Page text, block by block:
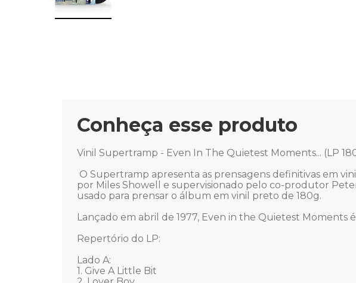
Conheça esse produto
Vinil Supertramp - Even In The Quietest Moments... (LP
por Miles Showell e supervisionado pelo co-produtor
usado para prensar o álbum em vinil preto de 180g.
Lançado em abril de 1977, Even in the Quietest
Repertório do LP:
Lado A:
1. Give A Little Bit